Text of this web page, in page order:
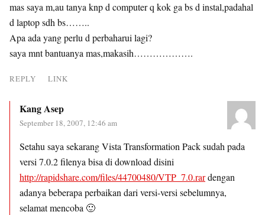
mas saya m,au tanya knp d computer q kok ga bs d instal,padahal
d laptop sdh bs……..
Apa ada yang perlu d perbaharui lagi?
saya mnt bantuanya mas,makasih……………….
REPLY LINK
Kang Asep
September 18, 2007, 12:46 am
Setahu saya sekarang Vista Transformation Pack sudah pada
versi 7.0.2 filenya bisa di download disini
http://rapidshare.com/files/44700480/VTP_7.0.rardengan
adanya beberapa perbaikan dari versi-versi sebelumnya,
selamat mencoba 🙂